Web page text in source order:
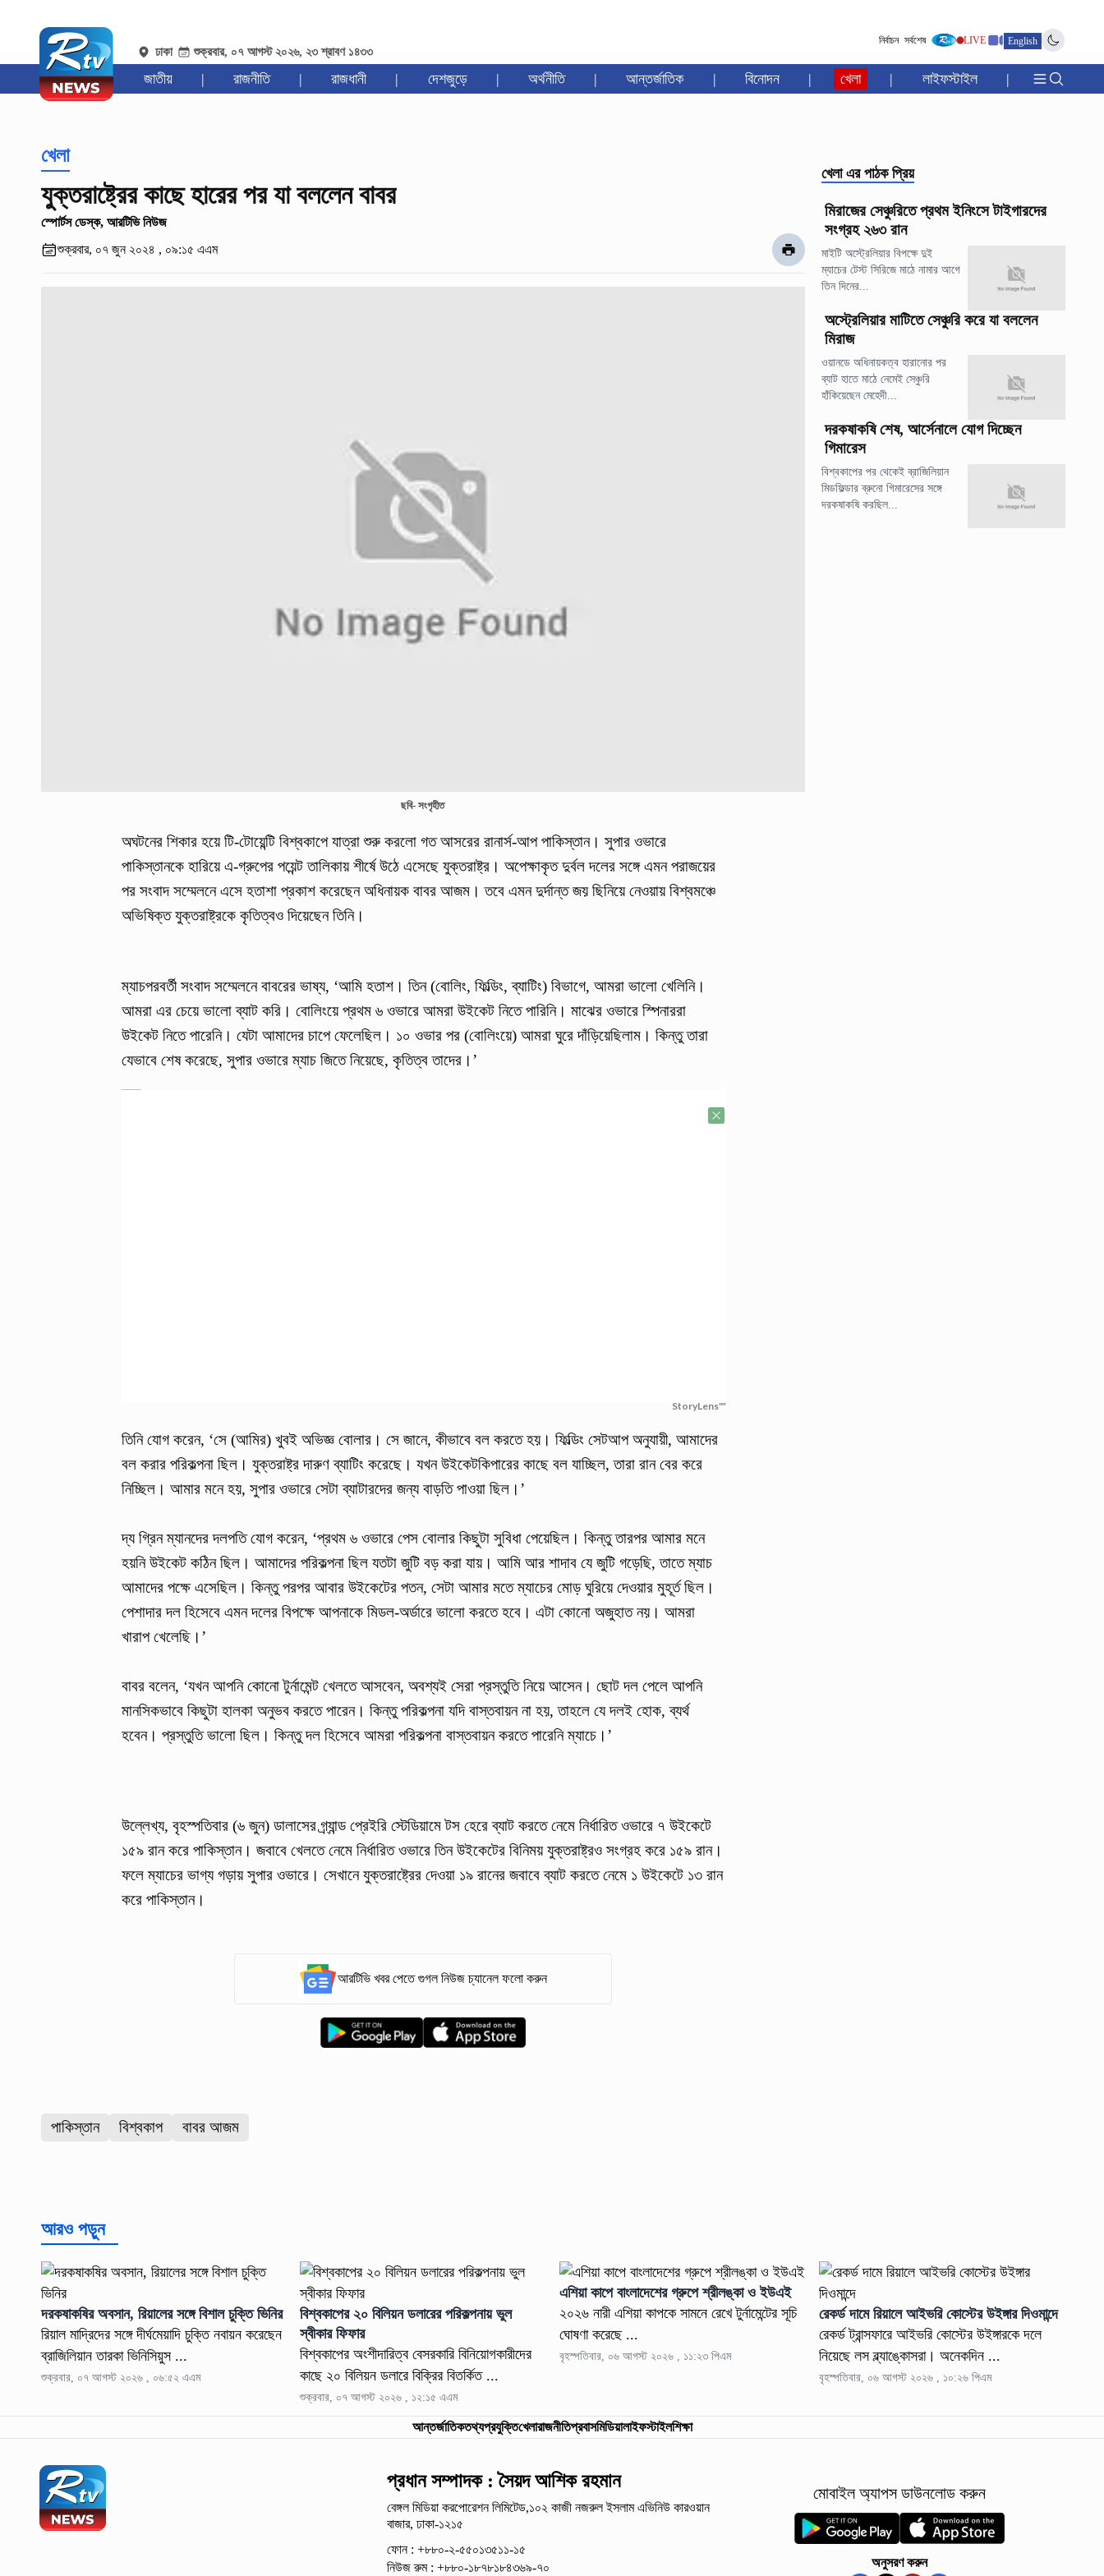
ঢাকা শুক্রবার, ০৭ আগস্ট ২০২৬, ২৩ শ্রাবণ ১৪৩৩
নির্বাচন সর্বশেষ LIVE English
জাতীয় | রাজনীতি | রাজধানী | দেশজুড়ে | অর্থনীতি | আন্তর্জাতিক | বিনোদন | খেলা | লাইফস্টাইল |
খেলা
যুক্তরাষ্ট্রের কাছে হারের পর যা বললেন বাবর
স্পোর্টস ডেস্ক, আরটিভি নিউজ
শুক্রবার, ০৭ জুন ২০২৪ , ০৯:১৫ এএম
ছবি- সংগৃহীত
অঘটনের শিকার হয়ে টি-টোয়েন্টি বিশ্বকাপে যাত্রা শুরু করলো গত আসরের রানার্স-আপ পাকিস্তান। সুপার ওভারে
পাকিস্তানকে হারিয়ে এ-গ্রুপের পয়েন্ট তালিকায় শীর্ষে উঠে এসেছে যুক্তরাষ্ট্র। অপেক্ষাকৃত দুর্বল দলের সঙ্গে এমন পরাজয়ের
পর সংবাদ সম্মেলনে এসে হতাশা প্রকাশ করেছেন অধিনায়ক বাবর আজম। তবে এমন দুর্দান্ত জয় ছিনিয়ে নেওয়ায় বিশ্বমঞ্চে
অভিষিক্ত যুক্তরাষ্ট্রকে কৃতিত্বও দিয়েছেন তিনি।
ম্যাচপরবর্তী সংবাদ সম্মেলনে বাবরের ভাষ্য, ‘আমি হতাশ। তিন (বোলিং, ফিল্ডিং, ব্যাটিং) বিভাগে, আমরা ভালো খেলিনি।
আমরা এর চেয়ে ভালো ব্যাট করি। বোলিংয়ে প্রথম ৬ ওভারে আমরা উইকেট নিতে পারিনি। মাঝের ওভারে স্পিনাররা
উইকেট নিতে পারেনি। যেটা আমাদের চাপে ফেলেছিল। ১০ ওভার পর (বোলিংয়ে) আমরা ঘুরে দাঁড়িয়েছিলাম। কিন্তু তারা
যেভাবে শেষ করেছে, সুপার ওভারে ম্যাচ জিতে নিয়েছে, কৃতিত্ব তাদের।’
StoryLens™
তিনি যোগ করেন, ‘সে (আমির) খুবই অভিজ্ঞ বোলার। সে জানে, কীভাবে বল করতে হয়। ফিল্ডিং সেটআপ অনুযায়ী, আমাদের
বল করার পরিকল্পনা ছিল। যুক্তরাষ্ট্র দারুণ ব্যাটিং করেছে। যখন উইকেটকিপারের কাছে বল যাচ্ছিল, তারা রান বের করে
নিচ্ছিল। আমার মনে হয়, সুপার ওভারে সেটা ব্যাটারদের জন্য বাড়তি পাওয়া ছিল।’
দ্য গ্রিন ম্যানদের দলপতি যোগ করেন, ‘প্রথম ৬ ওভারে পেস বোলার কিছুটা সুবিধা পেয়েছিল। কিন্তু তারপর আমার মনে
হয়নি উইকেট কঠিন ছিল। আমাদের পরিকল্পনা ছিল যতটা জুটি বড় করা যায়। আমি আর শাদাব যে জুটি গড়েছি, তাতে ম্যাচ
আমাদের পক্ষে এসেছিল। কিন্তু পরপর আবার উইকেটের পতন, সেটা আমার মতে ম্যাচের মোড় ঘুরিয়ে দেওয়ার মুহূর্ত ছিল।
পেশাদার দল হিসেবে এমন দলের বিপক্ষে আপনাকে মিডল-অর্ডারে ভালো করতে হবে। এটা কোনো অজুহাত নয়। আমরা
খারাপ খেলেছি।’
বাবর বলেন, ‘যখন আপনি কোনো টুর্নামেন্ট খেলতে আসবেন, অবশ্যই সেরা প্রস্তুতি নিয়ে আসেন। ছোট দল পেলে আপনি
মানসিকভাবে কিছুটা হালকা অনুভব করতে পারেন। কিন্তু পরিকল্পনা যদি বাস্তবায়ন না হয়, তাহলে যে দলই হোক, ব্যর্থ
হবেন। প্রস্তুতি ভালো ছিল। কিন্তু দল হিসেবে আমরা পরিকল্পনা বাস্তবায়ন করতে পারেনি ম্যাচে।’
উল্লেখ্য, বৃহস্পতিবার (৬ জুন) ডালাসের গ্র্যান্ড প্রেইরি স্টেডিয়ামে টস হেরে ব্যাট করতে নেমে নির্ধারিত ওভারে ৭ উইকেটে
১৫৯ রান করে পাকিস্তান। জবাবে খেলতে নেমে নির্ধারিত ওভারে তিন উইকেটের বিনিময় যুক্তরাষ্ট্রও সংগ্রহ করে ১৫৯ রান।
ফলে ম্যাচের ভাগ্য গড়ায় সুপার ওভারে। সেখানে যুক্তরাষ্ট্রের দেওয়া ১৯ রানের জবাবে ব্যাট করতে নেমে ১ উইকেটে ১৩ রান
করে পাকিস্তান।
আরটিভি খবর পেতে গুগল নিউজ চ্যানেল ফলো করুন
পাকিস্তান বিশ্বকাপ বাবর আজম
খেলা এর পাঠক প্রিয়
মিরাজের সেঞ্চুরিতে প্রথম ইনিংসে টাইগারদের
সংগ্রহ ২৬৩ রান
মাইটি অস্ট্রেলিয়ার বিপক্ষে দুই
ম্যাচের টেস্ট সিরিজে মাঠে নামার আগে
তিন দিনের...
অস্ট্রেলিয়ার মাটিতে সেঞ্চুরি করে যা বললেন
মিরাজ
ওয়ানডে অধিনায়কত্ব হারানোর পর
ব্যাট হাতে মাঠে নেমেই সেঞ্চুরি
হাঁকিয়েছেন মেহেদী...
দরকষাকষি শেষ, আর্সেনালে যোগ দিচ্ছেন
গিমারেস
বিশ্বকাপের পর থেকেই ব্রাজিলিয়ান
মিডফিল্ডার ব্রুনো গিমারেসের সঙ্গে
দরকষাকষি করছিল...
আরও পড়ুন
দরকষাকষির অবসান, রিয়ালের সঙ্গে বিশাল চুক্তি ভিনির
রিয়াল মাদ্রিদের সঙ্গে দীর্ঘমেয়াদি চুক্তি নবায়ন করেছেন
ব্রাজিলিয়ান তারকা ভিনিসিয়ুস ...
শুক্রবার, ০৭ আগস্ট ২০২৬ , ০৬:৫২ এএম
বিশ্বকাপের ২০ বিলিয়ন ডলারের পরিকল্পনায় ভুল
স্বীকার ফিফার
বিশ্বকাপের অংশীদারিত্ব বেসরকারি বিনিয়োগকারীদের
কাছে ২০ বিলিয়ন ডলারে বিক্রির বিতর্কিত ...
শুক্রবার, ০৭ আগস্ট ২০২৬ , ১২:১৫ এএম
এশিয়া কাপে বাংলাদেশের গ্রুপে শ্রীলঙ্কা ও ইউএই
২০২৬ নারী এশিয়া কাপকে সামনে রেখে টুর্নামেন্টের সূচি
ঘোষণা করেছে ...
বৃহস্পতিবার, ০৬ আগস্ট ২০২৬ , ১১:২৩ পিএম
রেকর্ড দামে রিয়ালে আইভরি কোস্টের উইঙ্গার দিওমান্দে
রেকর্ড ট্রান্সফারে আইভরি কোস্টের উইঙ্গারকে দলে
নিয়েছে লস ব্ল্যাঙ্কোসরা। অনেকদিন ...
বৃহস্পতিবার, ০৬ আগস্ট ২০২৬ , ১০:২৬ পিএম
আন্তর্জাতিকতথ্যপ্রযুক্তিখেলারাজনীতিপ্রবাসমিডিয়ালাইফস্টাইলশিক্ষা
প্রধান সম্পাদক : সৈয়দ আশিক রহমান
বেঙ্গল মিডিয়া করপোরেশন লিমিটেড,১০২ কাজী নজরুল ইসলামএভিনিউ কারওয়ান
বাজার, ঢাকা-১২১৫
ফোন : +৮৮০-২-৫৫০১৩৫১১-১৫
নিউজ রুম : +৮৮০-১৮৭৮১৮৪৩৬৯-৭০
মোবাইল অ্যাপস ডাউনলোড করুন
অনুসরণ করুন